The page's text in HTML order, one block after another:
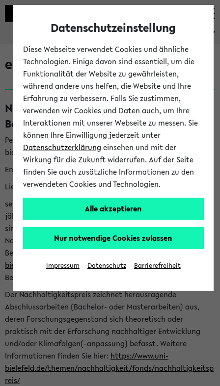
eKVV
eKVV News
Nachhaltigkeitspreis 2026:
Bewerbungsphase gestartet (06.08.26)
Per E-Mail eingestellt von nachhaltigkeitsbuero@uni-
bielefeld.de an den Verteiler 'Alle Studierenden':
English version below
Liebe Studierende,
seit 2023 verleiht das Rektorat der Universität Bielefeld
jährlich den Nachhaltigkeitspreis für Abschlussarbeiten. Sie
sind herzlich eingeladen sich mit Ihrer Abschlussarbeit beim
Nachhaltigkeitsbüro zu bewerben. Bitte nutzen Sie für Ihre
Bewerbung dieses Formular<https://formulare.uni-
bielefeld.de/frontend-server/form/provide/913/>. Die
Bewerbungsfrist endet am 30.09.2026.
Der Nachhaltigkeitspreis zeichnet herausragende
Abschlussarbeiten (Bachelor- oder Masterarbeiten) aus,
deren Forschungsgegenstand sich theoretisch oder
praktisch mit der Erforschung nachhaltiger Entwicklung
und/oder Klimafolgen(-anpassung) befasst. Weitere
Informationen finden Sie hier: https://www.uni-
bielefeld.de/themen/nachhaltigkeit/fonds/nachhaltigkeitsp
reis/
Datenschutzeinstellung
Diese Webseite verwendet Cookies und ähnliche
Technologien. Einige davon sind essentiell, um die
Funktionalität der Website zu gewährleisten,
während andere uns helfen, die Website und Ihre
Erfahrung zu verbessern. Falls Sie zustimmen,
verwenden wir Cookies und Daten auch, um Ihre
Interaktionen mit unserer Webseite zu messen. Sie
können Ihre Einwilligung jederzeit unter
Datenschutzerklärung einsehen und mit der
Wirkung für die Zukunft widerrufen. Auf der Seite
finden Sie auch zusätzliche Informationen zu den
verwendeten Cookies und Technologien.
Alle akzeptieren
Nur notwendige Cookies zulassen
Impressum Datenschutz Barrierefreiheit